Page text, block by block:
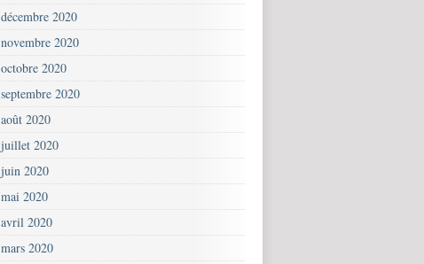
décembre 2020
novembre 2020
octobre 2020
septembre 2020
août 2020
juillet 2020
juin 2020
mai 2020
avril 2020
mars 2020